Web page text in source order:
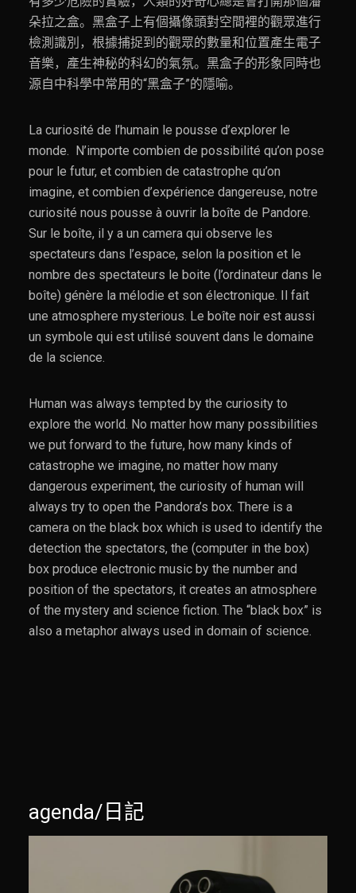
朵拉之盒。黑盒子上有個攝像頭對空間裡的觀眾進行
檢測識別，根據捕捉到的觀眾的數量和位置產生電子
音樂，產生神秘的科幻的氣氛。黑盒子的形象同時也
源自中科學中常用的“黑盒子”的隱喻。
La curiosité de l’humain le pousse d’explorer le
monde. N’importe combien de possibilité qu’on pose
pour le futur, et combien de catastrophe qu’on
imagine, et combien d’expérience dangereuse, notre
curiosité nous pousse à ouvrir la boîte de Pandore.
Sur le boîte, il y a un camera qui observe les
spectateurs dans l’espace, selon la position et le
nombre des spectateurs le boite (l’ordinateur dans le
boîte) génère la mélodie et son électronique. Il fait
une atmosphere mysterious. Le boîte noir est aussi
un symbole qui est utilisé souvent dans le domaine
de la science.
Human was always tempted by the curiosity to
explore the world. No matter how many possibilities
we put forward to the future, how many kinds of
catastrophe we imagine, no matter how many
dangerous experiment, the curiosity of human will
always try to open the Pandora’s box. There is a
camera on the black box which is used to identify the
detection the spectators, the (computer in the box)
box produce electronic music by the number and
position of the spectators, it creates an atmosphere
of the mystery and science fiction. The “black box” is
also a metaphor always used in domain of science.
agenda/日記